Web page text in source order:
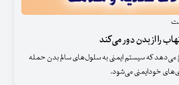
می‌دهد که سیستم ایمنی به سلول‌های سالم بدن حمله
خودایمنی می‌شود.